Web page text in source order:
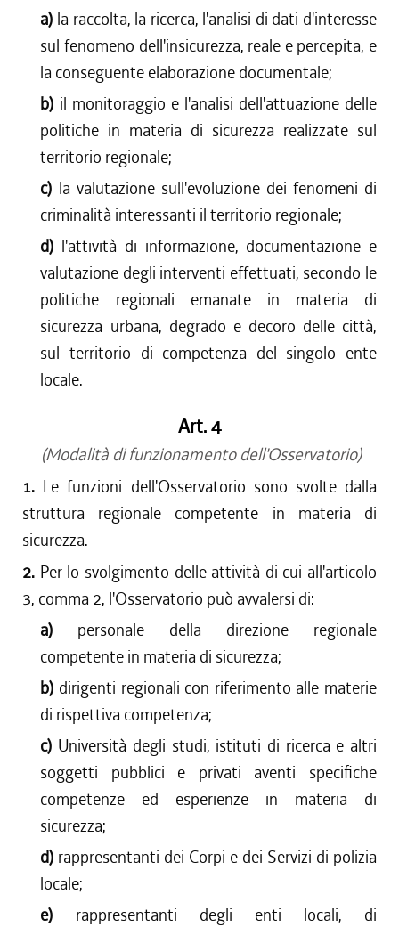
a) la raccolta, la ricerca, l'analisi di dati d'interesse
sul fenomeno dell'insicurezza, reale e percepita, e
la conseguente elaborazione documentale;
b) il monitoraggio e l'analisi dell'attuazione delle
politiche in materia di sicurezza realizzate sul
territorio regionale;
c) la valutazione sull'evoluzione dei fenomeni di
criminalità interessanti il territorio regionale;
d) l'attività di informazione, documentazione e
valutazione degli interventi effettuati, secondo le
politiche regionali emanate in materia di
sicurezza urbana, degrado e decoro delle città,
sul territorio di competenza del singolo ente
locale.
Art. 4
(Modalità di funzionamento dell'Osservatorio)
1. Le funzioni dell'Osservatorio sono svolte dalla
struttura regionale competente in materia di
sicurezza.
2. Per lo svolgimento delle attività di cui all'articolo
3, comma 2, l'Osservatorio può avvalersi di:
a) personale della direzione regionale
competente in materia di sicurezza;
b) dirigenti regionali con riferimento alle materie
di rispettiva competenza;
c) Università degli studi, istituti di ricerca e altri
soggetti pubblici e privati aventi specifiche
competenze ed esperienze in materia di
sicurezza;
d) rappresentanti dei Corpi e dei Servizi di polizia
locale;
e) rappresentanti degli enti locali, di